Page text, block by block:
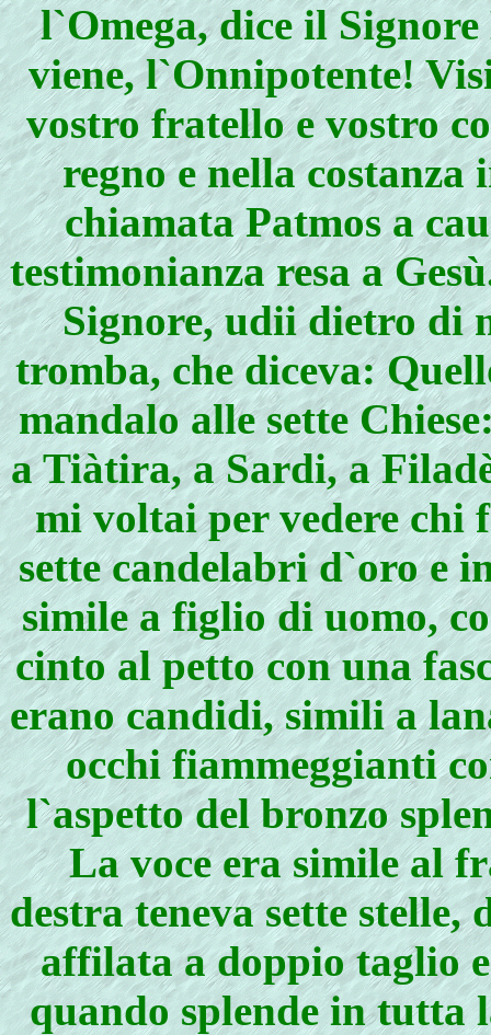
l`Omega, dice il Signore
viene, l`Onnipotente!
vostro fratello e vostro
regno e nella
chiamata Patmos a
testimonianza resa a
Signore, udii dietro di
tromba, che diceva:
mandalo alle sette
a Tiàtira, a Sardi, a
mi voltai per vedere chi
sette candelabri d`oro e
simile a figlio di uomo,
cinto al petto con una
erano candidi, simili a
occhi fiammeggianti
l`aspetto del bronzo
La voce era simile al
destra teneva sette
affilata a doppio taglio
quando splende in tutta